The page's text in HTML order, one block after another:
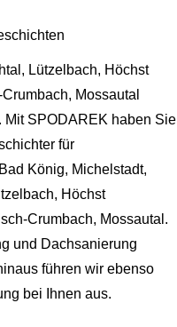
Lützelbach, Höchst
Mossautal
Mit SPODAREK haben Sie
für
König, Michelstadt,
Höchst
Crumbach, Mossautal.
und Dachsanierung
führen wir ebenso
bei Ihnen aus.